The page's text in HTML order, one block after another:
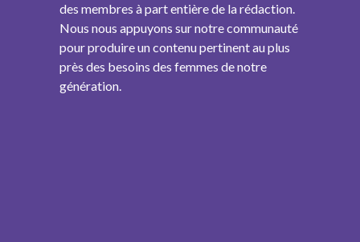
des membres à part entière de la rédaction.
Nous nous appuyons sur notre communauté
pour produire un contenu pertinent au plus
près des besoins des femmes de notre
génération.